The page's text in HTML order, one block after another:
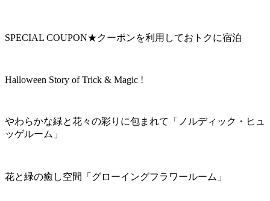
SPECIAL COUPON★クーポンを利用しておトクに宿泊
Halloween Story of Trick & Magic !
やわらかな緑と花々の彩りに包まれて「ノルディック・ヒュ
ッゲルーム」
花と緑の癒し空間「グローイングフラワールーム」